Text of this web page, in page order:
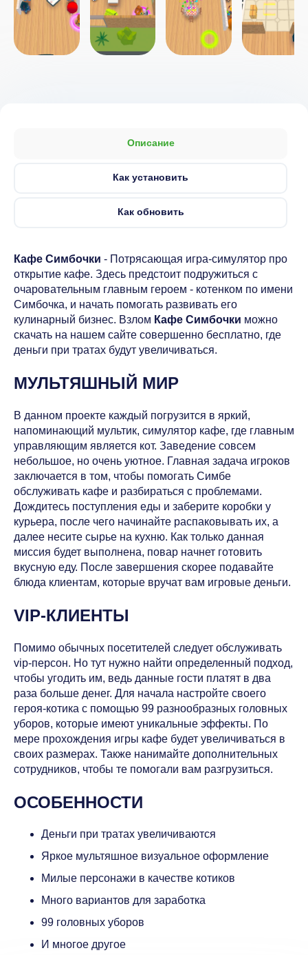
Описание
Как установить
Как обновить
Кафе Симбочки - Потрясающая игра-симулятор про
открытие кафе. Здесь предстоит подружиться с
очаровательным главным героем - котенком по имени
Симбочка, и начать помогать развивать его
кулинарный бизнес. Взлом Кафе Симбочки можно
скачать на нашем сайте совершенно бесплатно, где
деньги при тратах будут увеличиваться.
МУЛЬТЯШНЫЙ МИР
В данном проекте каждый погрузится в яркий,
напоминающий мультик, симулятор кафе, где главным
управляющим является кот. Заведение совсем
небольшое, но очень уютное. Главная задача игроков
заключается в том, чтобы помогать Симбе
обслуживать кафе и разбираться с проблемами.
Дождитесь поступления еды и заберите коробки у
курьера, после чего начинайте распаковывать их, а
далее несите сырье на кухню. Как только данная
миссия будет выполнена, повар начнет готовить
вкусную еду. После завершения скорее подавайте
блюда клиентам, которые вручат вам игровые деньги.
VIP-КЛИЕНТЫ
Помимо обычных посетителей следует обслуживать
vip-персон. Но тут нужно найти определенный подход,
чтобы угодить им, ведь данные гости платят в два
раза больше денег. Для начала настройте своего
героя-котика с помощью 99 разнообразных головных
уборов, которые имеют уникальные эффекты. По
мере прохождения игры кафе будет увеличиваться в
своих размерах. Также нанимайте дополнительных
сотрудников, чтобы те помогали вам разгрузиться.
ОСОБЕННОСТИ
Деньги при тратах увеличиваются
Яркое мультяшное визуальное оформление
Милые персонажи в качестве котиков
Много вариантов для заработка
99 головных уборов
И многое другое